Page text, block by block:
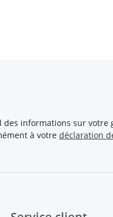
informations sur votre
à votre déclaration